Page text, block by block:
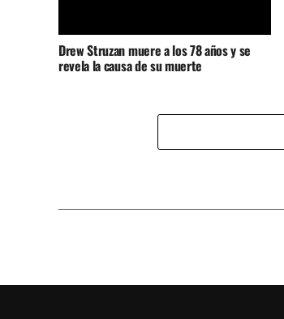
Drew Struzan muere a los 78 años y se
revela la causa de su muerte